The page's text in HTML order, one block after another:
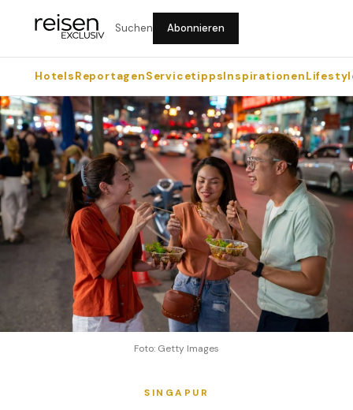
Suchen Abonnieren
HotelsReportagenServicetippsInspirationen
Foto: Getty Images
SINGAPUR